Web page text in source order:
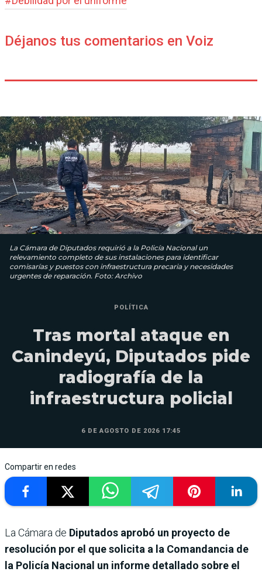
Déjanos tus comentarios en Voiz
La Cámara de Diputados requirió a la Policía Nacional un
relevamiento completo de sus instalaciones para identificar
comisarías y puestos con infraestructura precaria y necesidades
urgentes de reparación. Foto: Archivo
POLÍTICA
Tras mortal ataque en
Canindeyú, Diputados pide
radiografía de la
infraestructura policial
6 DE AGOSTO DE 2026 17:45
Compartir en redes
La Cámara de Diputados aprobó un proyecto de
resolución por el que solicita a la Comandancia de
la Policía Nacional un informe detallado sobre el